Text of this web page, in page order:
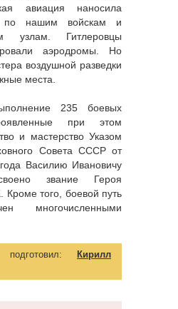
авиация наносила
нашим войскам и
узлам. Гитлеровцы
аэродромы. Но
воздушной разведки
места.
235 боевых
при этом
и мастерство Указом
Совета СССР от
Василию Ивановичу
звание Героя
Кроме того, боевой путь
многочисленными
подготовил:
Кирилл